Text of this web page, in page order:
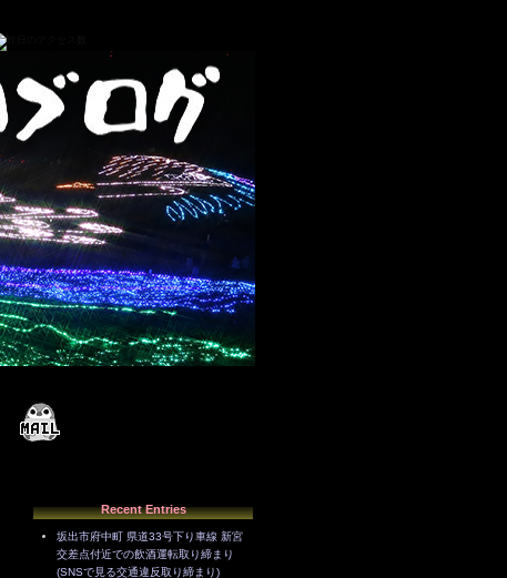
Recent Entries
坂出市府中町 県道33号下り車線 新宮
交差点付近での飲酒運転取り締まり
(SNSで見る交通違反取り締まり)